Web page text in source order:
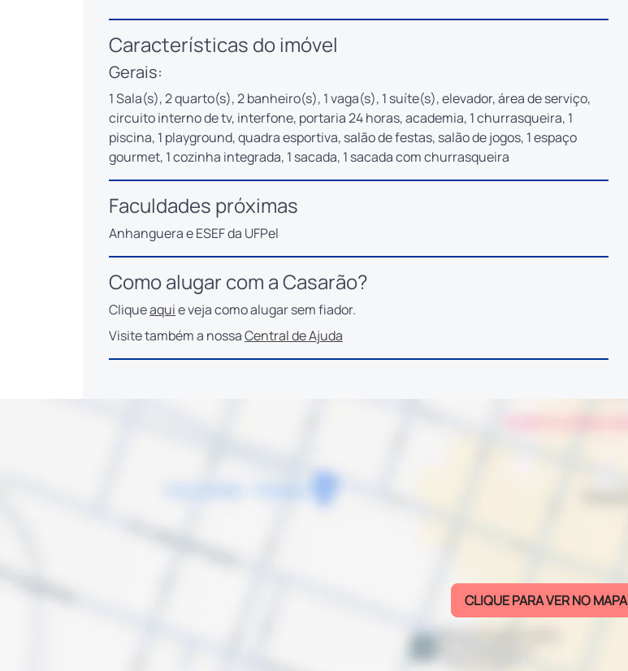
Características do imóvel
Gerais:
1 Sala(s), 2 quarto(s), 2 banheiro(s), 1 vaga(s), 1 suíte(s), elevador, área de serviço,
circuito interno de tv, interfone, portaria 24 horas, academia, 1 churrasqueira, 1
piscina, 1 playground, quadra esportiva, salão de festas, salão de jogos, 1 espaço
gourmet, 1 cozinha integrada, 1 sacada, 1 sacada com churrasqueira
Faculdades próximas
Anhanguera e ESEF da UFPel
Como alugar com a Casarão?
Cliqueaquie veja como alugar sem fiador.
Visite também a nossaCentral de Ajuda
CLIQUE PARA VER NO MAPA